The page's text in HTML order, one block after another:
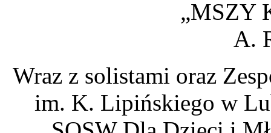
„MSZY
A.
Wraz z solistami oraz
im. K. Lipińskiego w